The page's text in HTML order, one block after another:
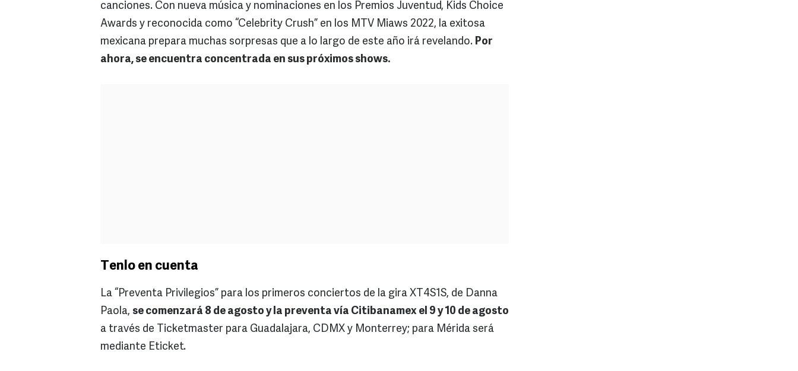
canciones. Con nueva música y nominaciones en los Premios Juventud, Kids Choice
Awards y reconocida como “Celebrity Crush” en los MTV Miaws 2022, la exitosa
mexicana prepara muchas sorpresas que a lo largo de este año irá revelando. Por
ahora, se encuentra concentrada en sus próximos shows.
Tenlo en cuenta
La “Preventa Privilegios” para los primeros conciertos de la gira XT4S1S, de Danna
Paola, se comenzará 8 de agosto y la preventa vía Citibanamex el 9 y 10 de agosto
a través de Ticketmaster para Guadalajara, CDMX y Monterrey; para Mérida será
mediante Eticket.